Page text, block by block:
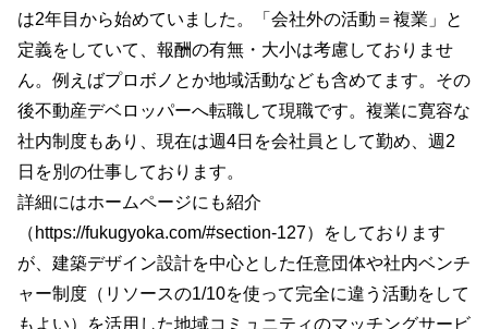
は2年目から始めていました。「会社外の活動＝複業」と
定義をしていて、報酬の有無・大小は考慮しておりませ
ん。例えばプロボノとか地域活動なども含めてます。その
後不動産デベロッパーへ転職して現職です。複業に寛容な
社内制度もあり、現在は週4日を会社員として勤め、週2
日を別の仕事しております。
詳細にはホームページにも紹介
（https://fukugyoka.com/#section-127）をしております
が、建築デザイン設計を中心とした任意団体や社内ベンチ
ャー制度（リソースの1/10を使って完全に違う活動をして
もよい）を活用した地域コミュニティのマッチングサービ